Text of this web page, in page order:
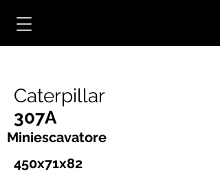
Caterpillar
307A
Miniescavatore
450x71x82